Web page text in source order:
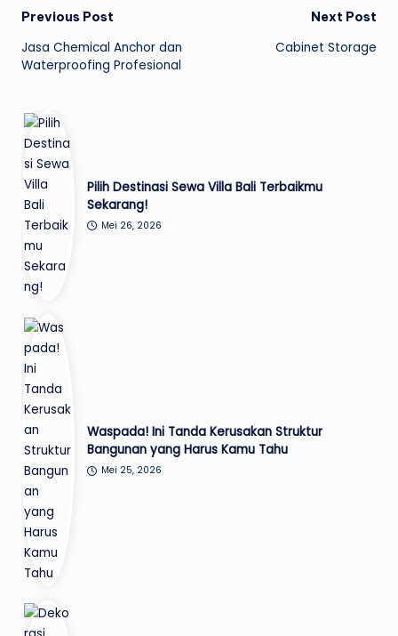
Post
navigation
Previous Post
Jasa Chemical Anchor dan
Waterproofing Profesional
Next Post
Cabinet Storage
Pilih Destinasi Sewa Villa Bali Terbaikmu
Sekarang!
Mei 26, 2026
Waspada! Ini Tanda Kerusakan Struktur
Bangunan yang Harus Kamu Tahu
Mei 25, 2026